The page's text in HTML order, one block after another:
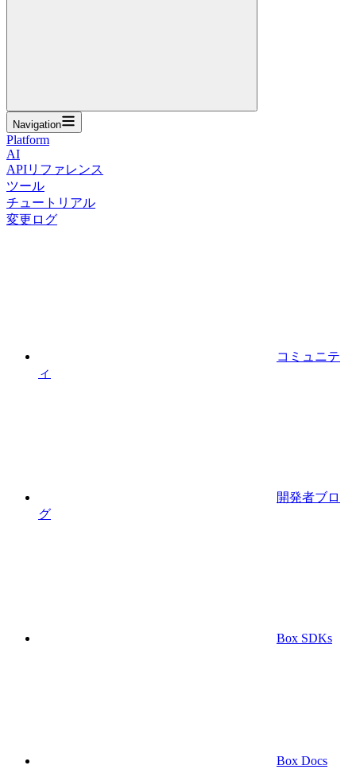
Navigation
Platform
AI
APIリファレンス
ツール
チュートリアル
変更ログ
コミュニテ
ィ
開発者ブロ
グ
Box SDKs
Box Docs